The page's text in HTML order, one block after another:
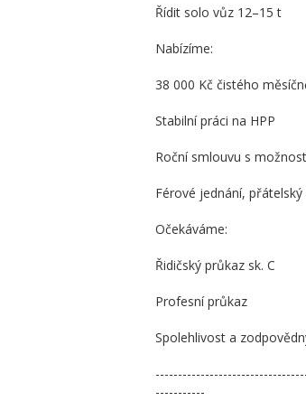
Řídit solo vůz 12–15 t
Nabízíme:
38 000 Kč čistého
Stabilní práci na HPP
Roční smlouvu s
Férové jednání,
Očekáváme:
Řidičský průkaz sk. C
Profesní průkaz
Spolehlivost a
-----------